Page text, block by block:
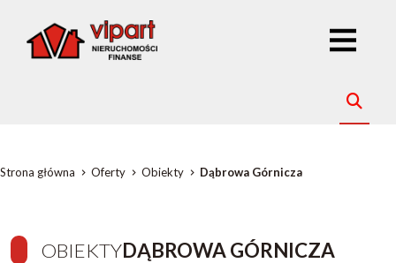
Strona główna Oferty Obiekty Dąbrowa Górnicza
OBIEKTYDĄBROWA GÓRNICZA